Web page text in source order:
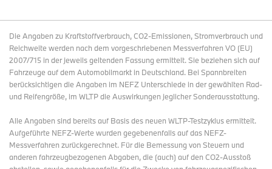
Die Angaben zu Kraftstoffverbrauch, CO2-Emissionen, Stromverbrauch und
Reichweite werden nach dem vorgeschriebenen Messverfahren VO (EU)
2007/715 in der jeweils geltenden Fassung ermittelt. Sie beziehen sich auf
Fahrzeuge auf dem Automobilmarkt in Deutschland. Bei Spannbreiten
berücksichtigen die Angaben im NEFZ Unterschiede in der gewählten Rad-
und Reifengröße, im WLTP die Auswirkungen jeglicher Sonderausstattung.
Alle Angaben sind bereits auf Basis des neuen WLTP-Testzyklus ermittelt.
Aufgeführte NEFZ-Werte wurden gegebenenfalls auf das NEFZ-
Messverfahren zurückgerechnet. Für die Bemessung von Steuern und
anderen fahrzeugbezogenen Abgaben, die (auch) auf den CO2-Ausstoß